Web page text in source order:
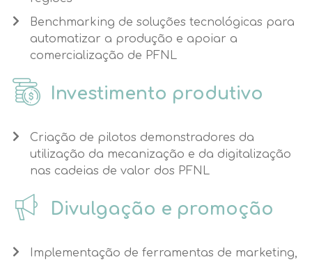
Benchmarking de soluções tecnológicas para
automatizar a produção e apoiar a
comercialização de PFNL
Investimento produtivo
Criação de pilotos demonstradores da
utilização da mecanização e da digitalização
nas cadeias de valor dos PFNL
Divulgação e promoção
Implementação de ferramentas de marketing,